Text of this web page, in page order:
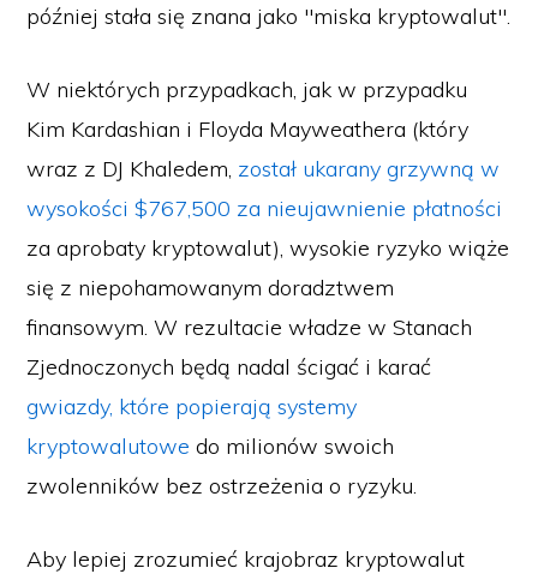
później stała się znana jako "miska kryptowalut".
W niektórych przypadkach, jak w przypadku
Kim Kardashian i Floyda Mayweathera (który
wraz z DJ Khaledem, został ukarany grzywną w
wysokości $767,500 za nieujawnienie płatności
za aprobaty kryptowalut), wysokie ryzyko wiąże
się z niepohamowanym doradztwem
finansowym. W rezultacie władze w Stanach
Zjednoczonych będą nadal ścigać i karać
gwiazdy, które popierają systemy
kryptowalutowe do milionów swoich
zwolenników bez ostrzeżenia o ryzyku.
Aby lepiej zrozumieć krajobraz kryptowalut